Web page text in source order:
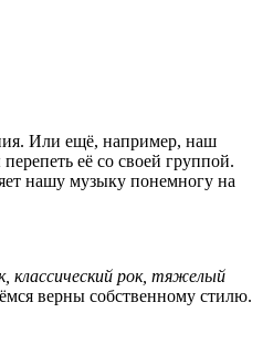
Или ещё, например, наш
её со своей группой.
нашу музыку понемногу на
классический рок, тяжелый
верны собственному стилю.